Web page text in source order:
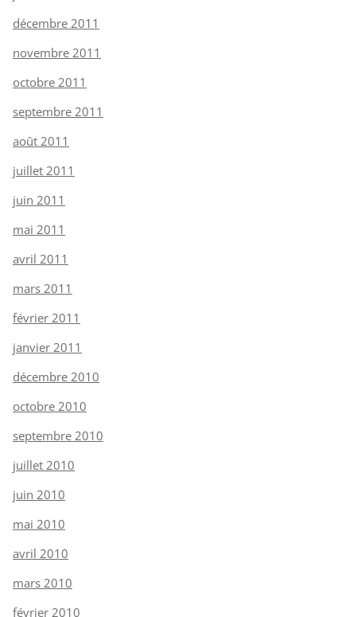
décembre 2011
novembre 2011
octobre 2011
septembre 2011
août 2011
juillet 2011
juin 2011
mai 2011
avril 2011
mars 2011
février 2011
janvier 2011
décembre 2010
octobre 2010
septembre 2010
juillet 2010
juin 2010
mai 2010
avril 2010
mars 2010
février 2010